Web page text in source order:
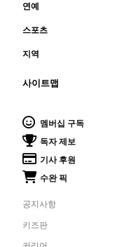
연예
스포츠
지역
사이트맵
멤버십 구독
독자 제보
기사 후원
수완 픽
공지사항
키즈판